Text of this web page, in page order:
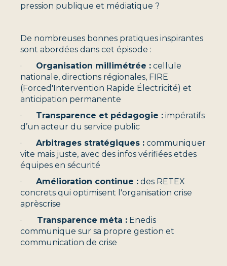
pression publique et médiatique ?
De nombreuses bonnes pratiques inspirantes
sont abordées dans cet épisode :
· Organisation millimétrée : cellule
nationale, directions régionales, FIRE
(Forced'Intervention Rapide Électricité) et
anticipation permanente
· Transparence et pédagogie : impératifs
d’un acteur du service public
· Arbitrages stratégiques : communiquer
vite mais juste, avec des infos vérifiées etdes
équipes en sécurité
· Amélioration continue : des RETEX
concrets qui optimisent l'organisation crise
aprèscrise
·
Transparence méta : Enedis
communique sur sa propre gestion et
communication de crise